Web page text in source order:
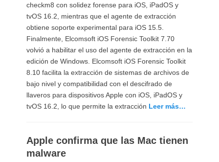
checkm8 con solidez forense para iOS, iPadOS y
tvOS 16.2, mientras que el agente de extracción
obtiene soporte experimental para iOS 15.5.
Finalmente, Elcomsoft iOS Forensic Toolkit 7.70
volvió a habilitar el uso del agente de extracción en la
edición de Windows. Elcomsoft iOS Forensic Toolkit
8.10 facilita la extracción de sistemas de archivos de
bajo nivel y compatibilidad con el descifrado de
llaveros para dispositivos Apple con iOS, iPadOS y
tvOS 16.2, lo que permite la extracción Leer más…
Apple confirma que las Mac tienen
malware